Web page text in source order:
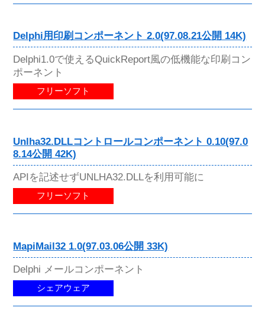
Delphi用印刷コンポーネント 2.0(97.08.21公開 14K)
Delphi1.0で使えるQuickReport風の低機能な印刷コン
ポーネント
フリーソフト
Unlha32.DLLコントロールコンポーネント 0.10(97.0
8.14公開 42K)
APIを記述せずUNLHA32.DLLを利用可能に
フリーソフト
MapiMail32 1.0(97.03.06公開 33K)
Delphi メールコンポーネント
シェアウェア